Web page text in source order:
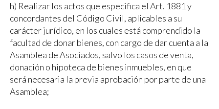
h) Realizar los actos que especifica el Art. 1881 y
concordantes del Código Civil, aplicables a su
carácter jurídico, en los cuales está comprendido la
facultad de donar bienes, con cargo de dar cuenta a la
Asamblea de Asociados, salvo los casos de venta,
donación o hipoteca de bienes inmuebles, en que
será necesaria la previa aprobación por parte de una
Asamblea;